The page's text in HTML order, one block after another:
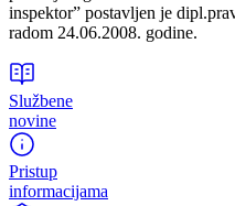
U Ministarstvu za pravosuđe,
inspektor” postavljen je
radom 24.06.2008. godine.
Službene
novine